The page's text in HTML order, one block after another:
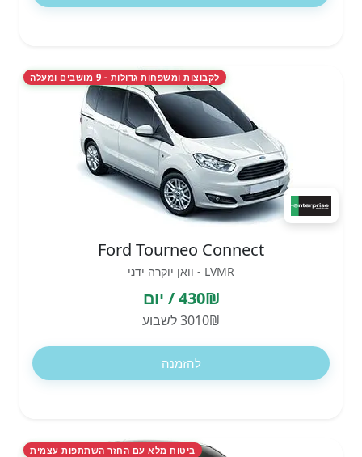
לקבוצות ומשפחות גדולות - 9 מושבים ומעלה
Ford Tourneo Connect
LVMR - וואן יוקרה ידני
430₪ / יום
3010₪ לשבוע
להזמנה
ביטוח מלא עם החזר השתתפות עצמית